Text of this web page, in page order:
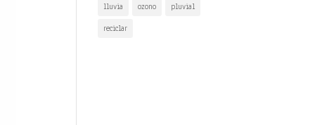
lluvia
ozono
pluvial
reciclar